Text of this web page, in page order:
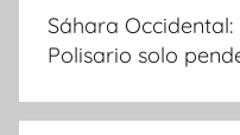
de
entradas
Sáhara
Polisario solo